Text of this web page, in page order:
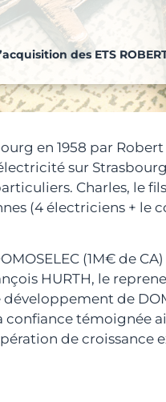
des ETS
en 1958 par
sur
Charles, le
(4 électriciens + le
(1M€ de
HURTH, le
de
témoignée
de croissance